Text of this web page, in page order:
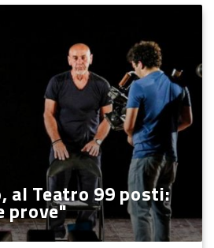
al Teatro 99 posti:
prove"